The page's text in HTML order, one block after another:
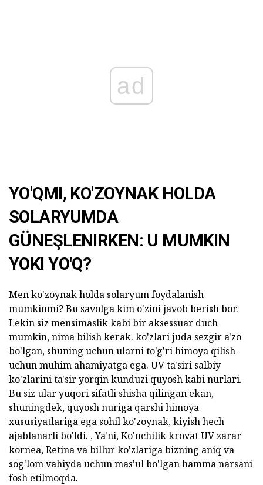
ad
YO'QMI, KO'ZOYNAK HOLDA
SOLARYUMDA
GÜNEŞLENIRKEN: U MUMKIN
YOKI YO'Q?
Men ko'zoynak holda solaryum foydalanish
mumkinmi? Bu savolga kim o'zini javob berish bor.
Lekin siz mensimaslik kabi bir aksessuar duch
mumkin, nima bilish kerak. ko'zlari juda sezgir a'zo
bo'lgan, shuning uchun ularni to'g'ri himoya qilish
uchun muhim ahamiyatga ega. UV ta'siri salbiy
ko'zlarini ta'sir yorqin kunduzi quyosh kabi nurlari.
Bu siz ular yuqori sifatli shisha qilingan ekan,
shuningdek, quyosh nuriga qarshi himoya
xususiyatlariga ega sohil ko'zoynak, kiyish hech
ajablanarli bo'ldi. , Ya'ni, Ko'nchilik krovat UV zarar
kornea, Retina va billur ko'zlariga bizning aniq va
sog'lom vahiyda uchun mas'ul bo'lgan hamma narsani
fosh etilmoqda.